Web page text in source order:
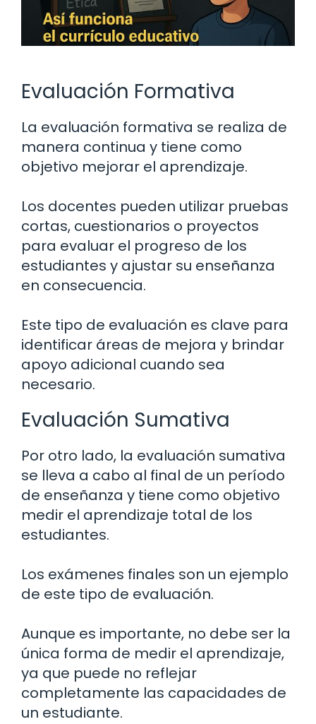
Evaluación Formativa
La evaluación formativa se realiza de
manera continua y tiene como
objetivo mejorar el aprendizaje.
Los docentes pueden utilizar pruebas
cortas, cuestionarios o proyectos
para evaluar el progreso de los
estudiantes y ajustar su enseñanza
en consecuencia.
Este tipo de evaluación es clave para
identificar áreas de mejora y brindar
apoyo adicional cuando sea
necesario.
Evaluación Sumativa
Por otro lado, la evaluación sumativa
se lleva a cabo al final de un período
de enseñanza y tiene como objetivo
medir el aprendizaje total de los
estudiantes.
Los exámenes finales son un ejemplo
de este tipo de evaluación.
Aunque es importante, no debe ser la
única forma de medir el aprendizaje,
ya que puede no reflejar
completamente las capacidades de
un estudiante.